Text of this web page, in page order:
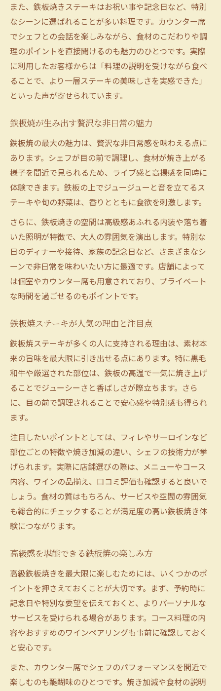
大切な日に最適な鉄板焼ステーキの選び方
鉄板焼で叶う贅沢なひとときの過ごし方
大人の食事会に最適な鉄板焼選びのコツ
鉄板焼で大人の食事会を楽しむポイント
落ち着いた空間で味わう鉄板焼の魅力
接待にふさわしい鉄板焼ステーキの選び方
個室完備の鉄板焼店を選ぶメリット
理想のステーキを求めるなら鉄板焼で決まり
鉄板焼は理想のステーキに最適な理由
鉄板焼で味わう本格派ステーキの特徴
鉄板焼が叶える理想的な焼き加減とは
贅沢な鉄板焼ステーキが人気のポイント
鉄板焼ステーキが接待や会食で選ばれる理由
鉄板焼ステーキが接待に最適な理由
会食シーンを彩る鉄板焼ステーキの魅力
鉄板焼のライブ感がビジネス会食に好評
接待で喜ばれる鉄板焼のこだわりポイント
また、鉄板焼きステーキはお祝い事や記念日など、特別
なシーンに選ばれることが多い料理です。カウンター席
でシェフとの会話を楽しみながら、食材のこだわりや調
理のポイントを直接聞けるのも魅力のひとつです。実際
に利用したお客様からは「料理の説明を受けながら食べ
ることで、より一層ステーキの美味しさを実感できた」
といった声が寄せられています。
鉄板焼が生み出す贅沢な非日常の魅力
鉄板焼の最大の魅力は、贅沢な非日常感を味わえる点に
あります。シェフが目の前で調理し、食材が焼き上がる
様子を間近で見られるため、ライブ感と高揚感を同時に
体験できます。鉄板の上でジュージューと音を立てるス
テーキや旬の野菜は、香りとともに食欲を刺激します。
さらに、鉄板焼きの空間は高級感あふれる内装や落ち着
いた照明が特徴で、大人の雰囲気を演出します。特別な
日のディナーや接待、家族の記念日など、さまざまなシ
ーンで非日常を味わいたい方に最適です。店舗によって
は個室やカウンター席も用意されており、プライベート
な時間を過ごせるのもポイントです。
鉄板焼ステーキが人気の理由と注目点
鉄板焼ステーキが多くの人に支持される理由は、素材本
来の旨味を最大限に引き出せる点にあります。特に黒毛
和牛や厳選された部位は、鉄板の高温で一気に焼き上げ
ることでジューシーさと香ばしさが際立ちます。さら
に、目の前で調理されることで安心感や特別感も得られ
ます。
注目したいポイントとしては、フィレやサーロインなど
部位ごとの特徴や焼き加減の違い、シェフの技術力が挙
げられます。実際に店舗選びの際は、メニューやコース
内容、ワインの品揃え、口コミ評価も確認すると良いで
しょう。食材の質はもちろん、サービスや空間の雰囲気
も総合的にチェックすることが満足度の高い鉄板焼き体
験につながります。
高級感を堪能できる鉄板焼の楽しみ方
高級鉄板焼きを最大限に楽しむためには、いくつかのポ
イントを押さえておくことが大切です。まず、予約時に
記念日や特別な要望を伝えておくと、よりパーソナルな
サービスを受けられる場合があります。コース料理の内
容やおすすめのワインペアリングも事前に確認しておく
と安心です。
また、カウンター席でシェフのパフォーマンスを間近で
楽しむのも醍醐味のひとつです。焼き加減や食材の説明